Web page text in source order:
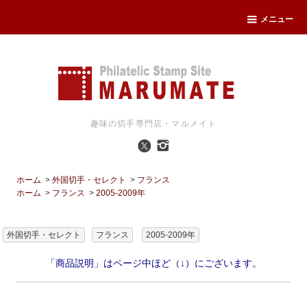
メニュー
趣味の切手専門店・マルメイト
ホーム >外国切手・セレクト > フランス
ホーム > フランス >2005-2009年
外国切手・セレクト フランス 2005-2009年
「商品説明」はページ中ほど（↓）にございます。